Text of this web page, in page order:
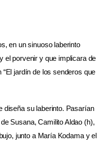
en un sinuoso laberinto
el porvenir y que implicara de
jardín de los senderos que
diseña su laberinto. Pasarían
Susana, Camilito Aldao (h),
junto a María Kodama y el